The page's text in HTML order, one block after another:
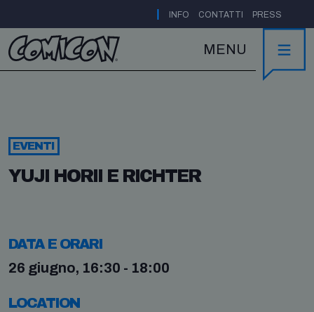
INFO CONTATTI PRESS
MENU
EVENTI
YUJI HORII E RICHTER
DATA E ORARI
26 giugno, 16:30 - 18:00
LOCATION